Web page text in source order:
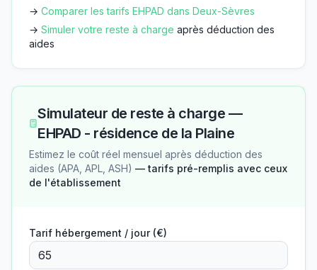
→ Comparer les tarifs EHPAD dans Deux-Sèvres
→ Simuler votre reste à charge après déduction des
aides
Simulateur de reste à charge —
EHPAD - résidence de la Plaine
Estimez le coût réel mensuel après déduction des
aides (APA, APL, ASH) — tarifs pré-remplis avec ceux
de l'établissement
Tarif hébergement / jour (€)